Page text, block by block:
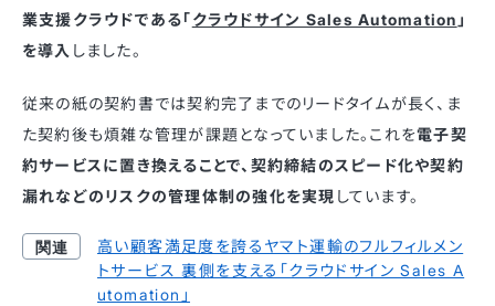
業支援クラウドである「クラウドサイン Sales Automation 」
を導入 しました。
従来の紙の契約書では契約完了までのリードタイムが長く、ま
た契約後も煩雑な管理が課題となっていました。これを電子契
約サービスに置き換えることで、契約締結のスピード化や契約
漏れなどのリスクの管理体制の強化を実現 しています。
高い顧客満足度を誇るヤマト運輸のフルフィルメン
トサービス 裏側を支える「クラウドサイン Sales A
utomation」